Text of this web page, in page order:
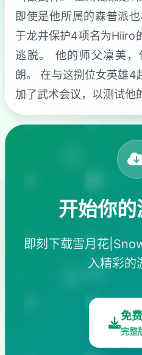
即使是他所属的森普派
于龙井保护4项名为Hiiro
逃脱。 他的师父凛美
朗。 在与这捌位女英雄4
加了武术会议，以测试他
开始你
即刻下载雪月花
入精彩的
免
完整